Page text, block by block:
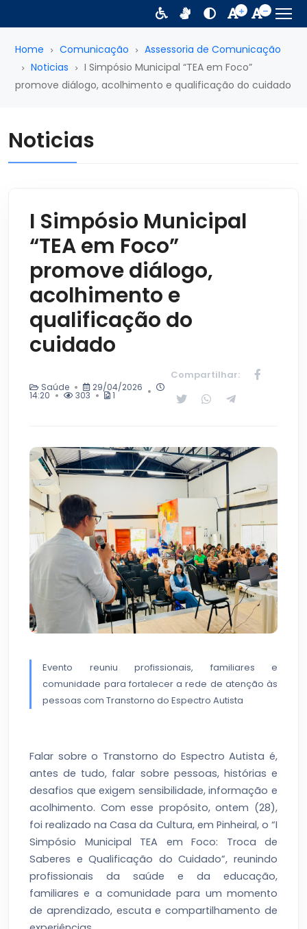
Home Comunicação
Assessoria de Comunicação
Noticias
I Simpósio Municipal “TEA em Foco”
promove diálogo, acolhimento e qualificação do cuidado
Noticias
I Simpósio Municipal
“TEA em Foco”
promove diálogo,
acolhimento e
qualificação do
cuidado
Saúde 29/04/2026
14:20 303 1
Compartilhar:
Evento reuniu profissionais, familiares e
comunidade para fortalecer a rede de atenção às
pessoas com Transtorno do Espectro Autista
Falar sobre o Transtorno do Espectro Autista é,
antes de tudo, falar sobre pessoas, histórias e
desafios que exigem sensibilidade, informação e
acolhimento. Com esse propósito, ontem (28),
foi realizado na Casa da Cultura, em Pinheiral, o “I
Simpósio Municipal TEA em Foco: Troca de
Saberes e Qualificação do Cuidado”, reunindo
profissionais da saúde e da educação,
familiares e a comunidade para um momento
de aprendizado, escuta e compartilhamento de